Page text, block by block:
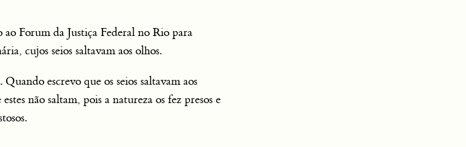
Forum da Justiça Federal no Rio para
cujos seios saltavam aos olhos.
escrevo que os seios saltavam aos
não saltam, pois a natureza os fez presos e